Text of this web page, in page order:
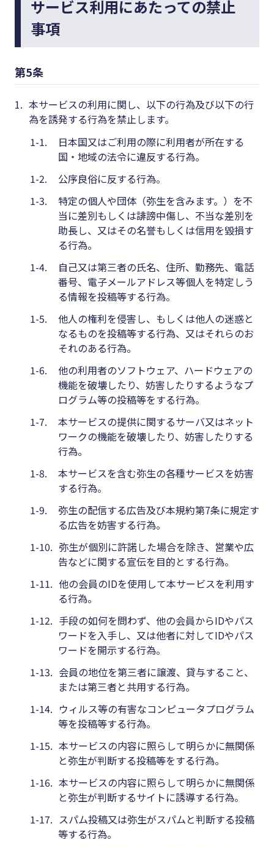
サービス利用にあたっての禁止
事項
第5条
1. 本サービスの利用に関し、以下の行為及び以下の行
為を誘発する行為を禁止します。
1-1.
日本国又はご利用の際に利用者が所在する
国・地域の法令に違反する行為。
1-2.
公序良俗に反する行為。
1-3.
特定の個人や団体（弥生を含みます。）を不
当に差別もしくは誹謗中傷し、不当な差別を
助長し、又はその名誉もしくは信用を毀損す
る行為。
1-4.
自己又は第三者の氏名、住所、勤務先、電話
番号、電子メールアドレス等個人を特定しう
る情報を投稿等する行為。
1-5.
他人の権利を侵害し、もしくは他人の迷惑と
なるものを投稿等する行為、又はそれらのお
それのある行為。
1-6.
他の利用者のソフトウェア、ハードウェアの
機能を破壊したり、妨害したりするようなプ
ログラム等の投稿等をする行為。
1-7.
本サービスの提供に関するサーバ又はネット
ワークの機能を破壊したり、妨害したりする
行為。
1-8.
本サービスを含む弥生の各種サービスを妨害
する行為。
1-9.
弥生の配信する広告及び本規約第7条に規定す
る広告を妨害する行為。
1-10. 弥生が個別に許諾した場合を除き、営業や広
告などに関する宣伝を目的とする行為。
1-11. 他の会員のIDを使用して本サービスを利用す
る行為。
1-12. 手段の如何を問わず、他の会員からIDやパス
ワードを入手し、又は他者に対してIDやパス
ワードを開示する行為。
1-13. 会員の地位を第三者に譲渡、貸与すること、
または第三者と共用する行為。
1-14. ウィルス等の有害なコンピュータプログラム
等を投稿等する行為。
1-15. 本サービスの内容に照らして明らかに無関係
と弥生が判断する投稿等をする行為。
1-16. 本サービスの内容に照らして明らかに無関係
と弥生が判断するサイトに誘導する行為。
1-17. スパム投稿又は弥生がスパムと判断する投稿
等する行為。